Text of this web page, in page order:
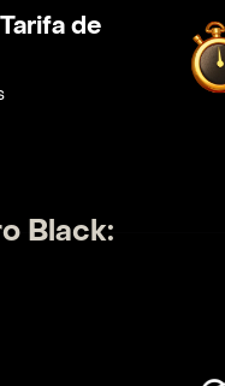
de
Black: